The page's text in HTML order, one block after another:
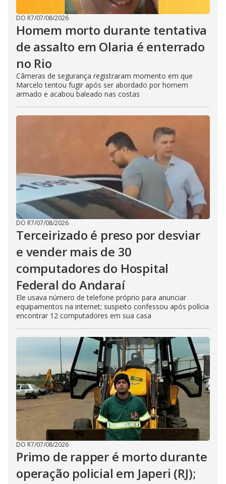
DO R7/07/08/2026
Homem morto durante tentativa
de assalto em Olaria é enterrado
no Rio
Câmeras de segurança registraram momento em que
Marcelo tentou fugir após ser abordado por homem
armado e acabou baleado nas costas
DO R7/07/08/2026
Terceirizado é preso por desviar
e vender mais de 30
computadores do Hospital
Federal do Andaraí
Ele usava número de telefone próprio para anunciar
equipamentos na internet; suspeito confessou após polícia
encontrar 12 computadores em sua casa
DO R7/07/08/2026
Primo de rapper é morto durante
operação policial em Japeri (RJ);